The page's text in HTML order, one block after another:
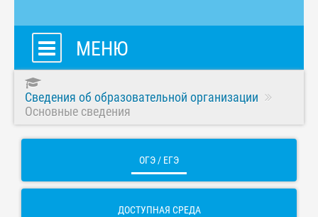
МЕНЮ
Сведения об образовательной организации
Основные сведения
ОГЭ / ЕГЭ
ДОСТУПНАЯ СРЕДА